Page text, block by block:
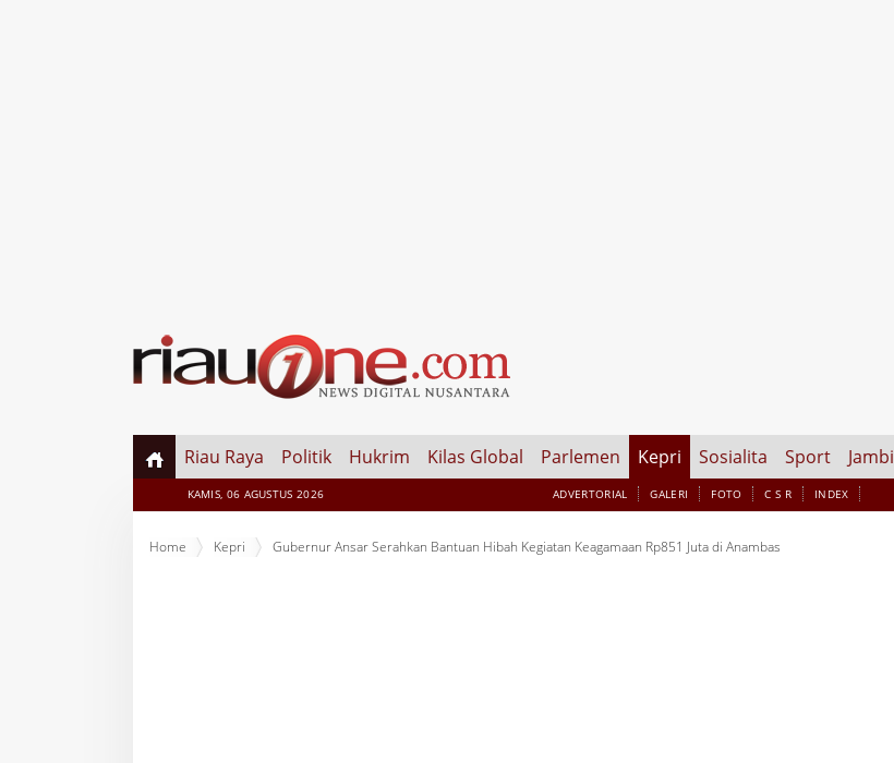
Riau Raya Politik Hukrim Kilas Global Parlemen Kepri Sosialita Sport Jambi
KAMIS, 06 AGUSTUS 2026 ADVERTORIAL GALERI FOTO C S R INDEX
Home Kepri Gubernur Ansar Serahkan Bantuan Hibah Kegiatan Keagamaan Rp851 Juta di Anambas